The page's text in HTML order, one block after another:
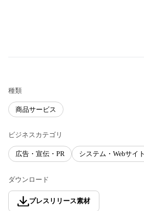
種類
商品サービス
ビジネスカテゴリ
広告・宣伝・PR システム・Webサイ
ダウンロード
プレスリリース素材